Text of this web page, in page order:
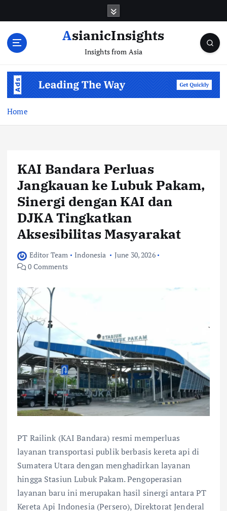
AsianicInsights
Insights from Asia
Home
KAI Bandara Perluas
Jangkauan ke Lubuk Pakam,
Sinergi dengan KAI dan
DJKA Tingkatkan
Aksesibilitas Masyarakat
Editor Team Indonesia
June 30, 2026
0 Comments
PT Railink (KAI Bandara) resmi memperluas
layanan transportasi publik berbasis kereta api di
Sumatera Utara dengan menghadirkan layanan
hingga Stasiun Lubuk Pakam. Pengoperasian
layanan baru ini merupakan hasil sinergi antara PT
Kereta Api Indonesia (Persero), Direktorat Jenderal